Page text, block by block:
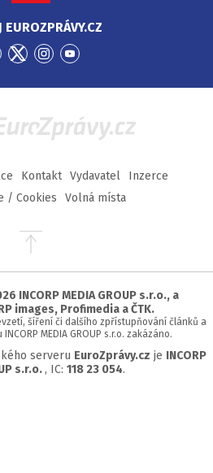
EUROZPRÁVY.CZ
Přejít
Twitter
Přejít
Instagram
Přejít
YouTube
Kontakt Vydavatel
Inzerce
/ Cookies
Volná místa
Přejít
stránky
INCORP MEDIA GROUP s.r.o., a
images, Profimedia a ČTK.
šíření či dalšího zpřístupňování článků a
MEDIA GROUP s.r.o. zakázáno.
serveru EuroZprávy.cz je INCORP
s.r.o. , IC: 118 23 054.